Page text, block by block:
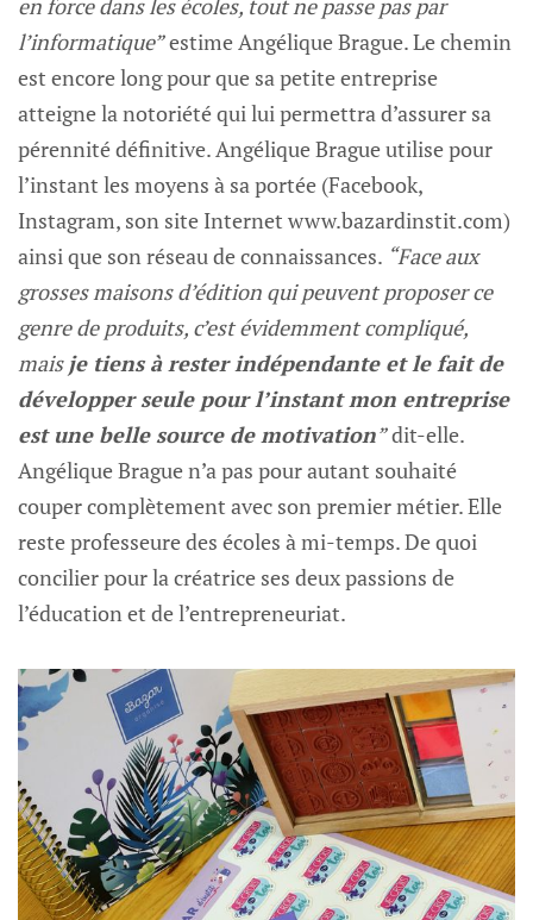
en force dans les écoles, tout ne passe pas par
l’informatique”estime Angélique Brague. Le chemin
est encore long pour que sa petite entreprise
atteigne la notoriété qui lui permettra d’assurer sa
pérennité définitive. Angélique Brague utilise pour
l’instant les moyens à sa portée (Facebook,
Instagram, son site Internet www.bazardinstit.com)
ainsi que son réseau de connaissances. “Face aux
grosses maisons d’édition qui peuvent proposer ce
genre de produits, c’est évidemment compliqué,
mais je tiens à rester indépendante et le fait de
développer seule pour l’instant mon entreprise
est une belle source de motivation”dit-elle.
Angélique Brague n’a pas pour autant souhaité
couper complètement avec son premier métier. Elle
reste professeure des écoles à mi-temps. De quoi
concilier pour la créatrice ses deux passions de
l’éducation et de l’entrepreneuriat.